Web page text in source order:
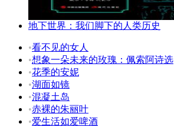
地下世界：我们脚下的人类历史
•看不见的女人
•想象一朵未来的玫瑰：佩索阿诗选
•花季的安妮
•湖面如镜
•混凝土岛
•赤裸的朱丽叶
•爱生活如爱啤酒